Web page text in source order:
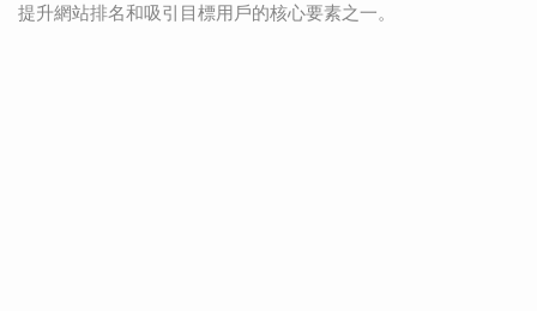
提升網站排名和吸引目標用戶的核心要素之一。